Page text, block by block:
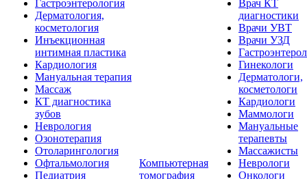
Гастроэнтерология
Дерматология,
косметология
Инъекционная
интимная пластика
Кардиология
Мануальная терапия
Массаж
КТ диагностика
зубов
Неврология
Озонотерапия
Отоларингология
Офтальмология
Педиатрия
Компьютерная
томография
Врач КТ
диагностики
Врачи УВТ
Врачи УЗД
Гинекологи
Дерматологи,
косметологи
Кардиологи
Маммологи
Мануальные
терапевты
Массажисты
Неврологи
Онкологи